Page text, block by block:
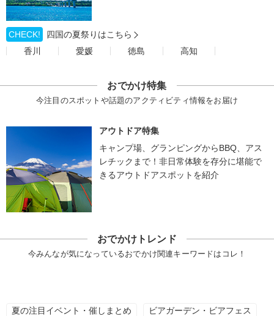
CHECK!
四国の夏祭りはこちら
香川
愛媛 徳島 高知
おでかけ特集
今注目のスポットや話題のアクティビティ情報をお届け
アウトドア特集
キャンプ場、グランピングからBBQ、アス
レチックまで！非日常体験を存分に堪能で
きるアウトドアスポットを紹介
おでかけトレンド
今みんなが気になっているおでかけ関連キーワードはコレ！
夏の注目イベント・催しまとめ ビアガーデン・ビアフェス